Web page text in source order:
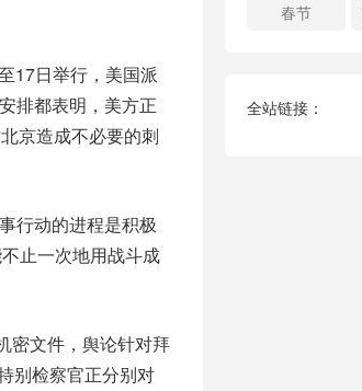
17日举行，美国派
排都表明，美方正
京造成不必要的刺
行动的进程是积极
止一次地用战斗成
密文件，舆论针对拜
别检察官正分别对
春节
全站链接：